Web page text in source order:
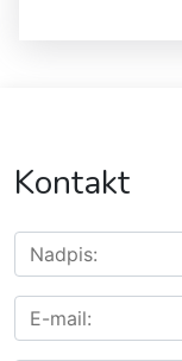
Kontakt